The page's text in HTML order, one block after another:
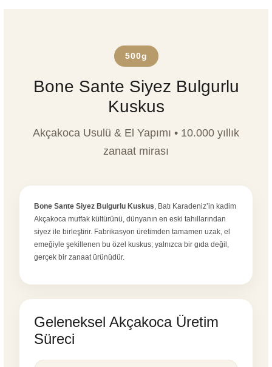
500g
Bone Sante Siyez Bulgurlu
Kuskus
Akçakoca Usulü & El Yapımı • 10.000 yıllık
zanaat mirası
Bone Sante Siyez Bulgurlu Kuskus, Batı Karadeniz’in kadim
Akçakoca mutfak kültürünü, dünyanın en eski tahıllarından
siyez ile birleştirir. Fabrikasyon üretimden tamamen uzak, el
emeğiyle şekillenen bu özel kuskus; yalnızca bir gıda değil,
gerçek bir zanaat ürünüdür.
Geleneksel Akçakoca Üretim
Süreci